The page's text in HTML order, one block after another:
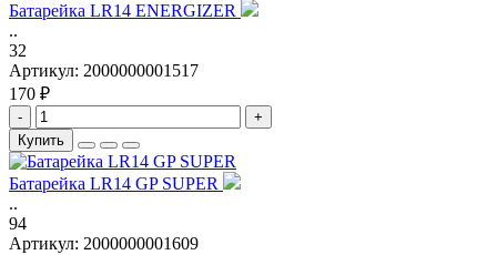
Батарейка LR14 ENERGIZER
..
32
Артикул: 2000000001517
170 ₽
-
+
Купить
Батарейка LR14 GP SUPER
..
94
Артикул: 2000000001609